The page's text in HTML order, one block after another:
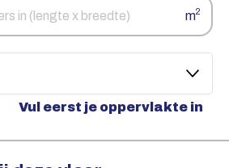
m2
Vul eerst je oppervlakte in